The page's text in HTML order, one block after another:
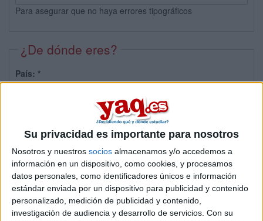
Su privacidad es importante para nosotros
Nosotros y nuestros socios almacenamos y/o accedemos a
información en un dispositivo, como cookies, y procesamos
datos personales, como identificadores únicos e información
estándar enviada por un dispositivo para publicidad y contenido
personalizado, medición de publicidad y contenido,
investigación de audiencia y desarrollo de servicios. Con su
Para asegurar que no haya errores tipográficos
¿De dónde eres?
País: *
Sobre ti
Soy:*